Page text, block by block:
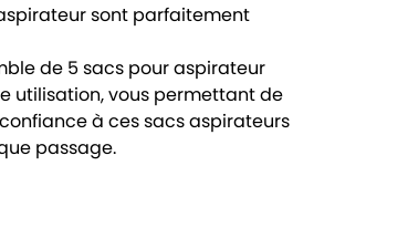
aspirateur sont parfaitement
de 5 sacs pour aspirateur
utilisation, vous permettant de
à ces sacs aspirateurs
passage.